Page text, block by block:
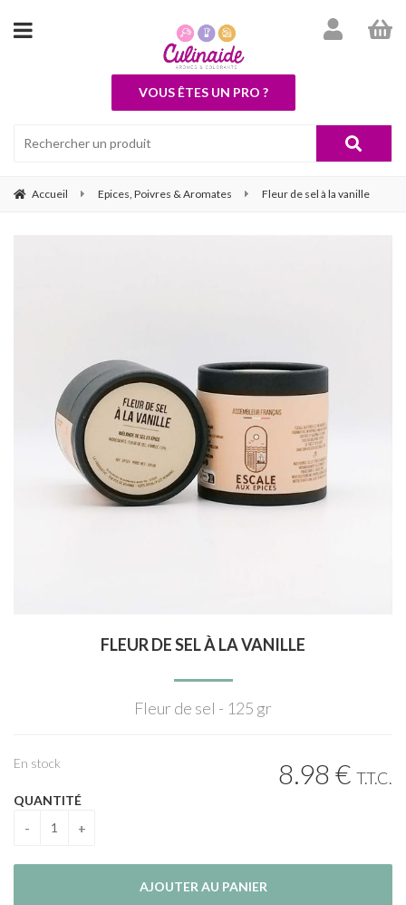
VOUS ÊTES UN PRO ?
Accueil Epices, Poivres & Aromates Fleur de sel à la vanille
FLEUR DE SEL À LA VANILLE
Fleur de sel - 125 gr
8.98 € T.T.C.
En stock
QUANTITÉ